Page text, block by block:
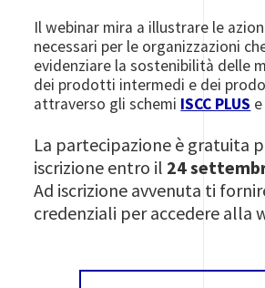
Il webinar mira a illustrare le
necessari per le organizzazioni
evidenziare la sostenibilità delle
dei prodotti intermedi e dei
attraverso gli schemi ISCC PLUS e
La partecipazione è gratuita
iscrizione entro il 24
Ad iscrizione avvenuta ti
credenziali per accedere alla